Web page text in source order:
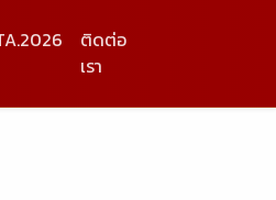
ติดต่อ
เรา